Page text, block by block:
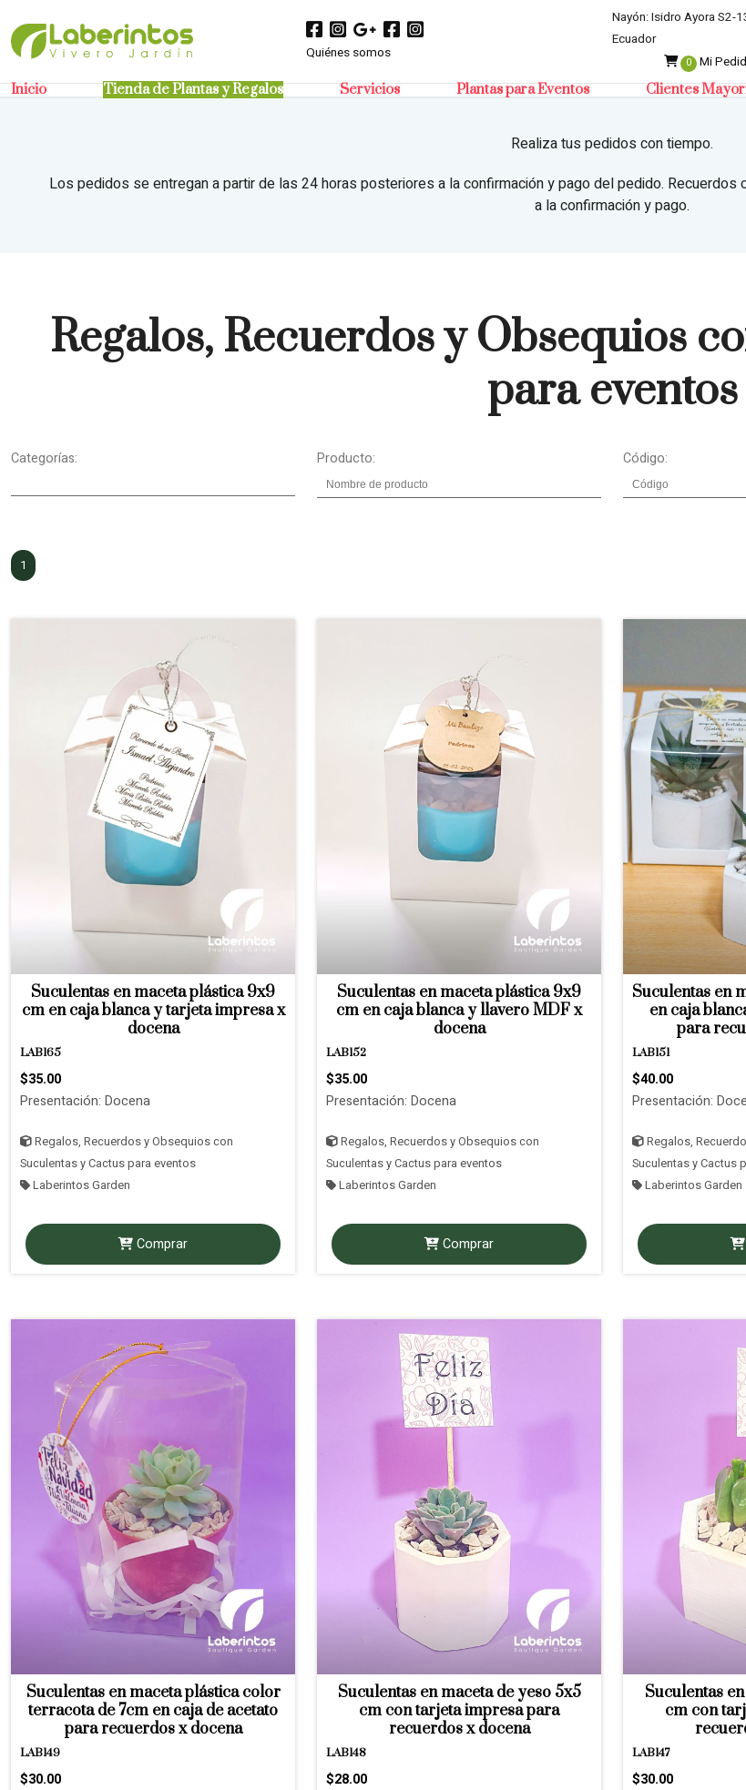
Quiénes somos
Nayón: Isidro Ayora S2-
Ecuador
0 Mi
Inicio Tienda de Plantas y Regalos Servicios Plantas para Eventos Clientes
Realiza tus pedidos con tiempo.
Los pedidos se entregan a partir de las 24 horas posteriores a la confirmación y pago del pedido.
a la confirmación y pago.
Regalos, Recuerdos y Obsequios
para eventos
Categorías: Producto: Código:
1
Suculentas en maceta plástica 9x9
cm en caja blanca y tarjeta impresa x
docena
LAB165
$35.00
Presentación: Docena
Regalos, Recuerdos y Obsequios con
Suculentas y Cactus para eventos
Laberintos Garden
Comprar
Suculentas en maceta plástica 9x9
cm en caja blanca y llavero MDF x
docena
LAB152
$35.00
Presentación: Docena
Regalos, Recuerdos y Obsequios con
Suculentas y Cactus para eventos
Laberintos Garden
Comprar
Suculentas en
en caja
para
LAB151
$40.00
Presentación:
Regalos,
Suculentas y Cactus
Laberintos Garden
Suculentas en maceta plástica color
terracota de 7cm en caja de acetato
para recuerdos x docena
LAB149
$30.00
Suculentas en maceta de yeso 5x5
cm con tarjeta impresa para
recuerdos x docena
LAB148
$28.00
Suculentas
cm con
LAB147
$30.00